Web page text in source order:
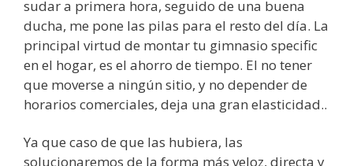
sudar a primera hora, seguido de una buena
ducha, me pone las pilas para el resto del día. ​La
principal virtud de montar tu gimnasio specific
en el hogar, es el ahorro de tiempo. El no tener
que moverse a ningún sitio, y no depender de
horarios comerciales, deja una gran elasticidad..
Ya que caso de que las hubiera, las
solucionaremos de la forma más veloz, directa y